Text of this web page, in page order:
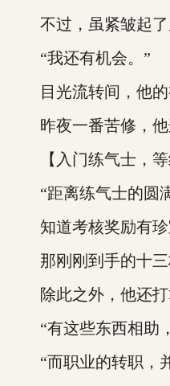
不过，虽紧皱起了
“我还有机会。”
目光流转间，他的
昨夜一番苦修，他
【入门练气士，等
“距离练气士的圆满
知道考核奖励有珍
那刚刚到手的十三
除此之外，他还打
“有这些东西相助，
“而职业的转职，并